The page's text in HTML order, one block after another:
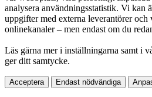
analysera användningsstatistik. Vi kan
uppgifter med externa leverantörer och
onlinekanaler – men endast om du
Läs gärna mer i inställningarna samt i
ger ditt samtycke.
Acceptera Endast nödvändiga